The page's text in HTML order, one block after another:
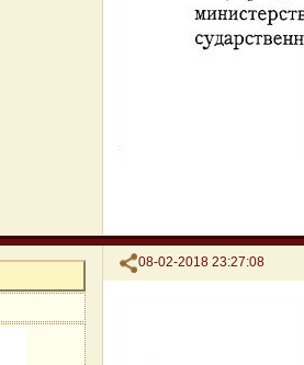
Поделиться
08-02-2018 23:27:08